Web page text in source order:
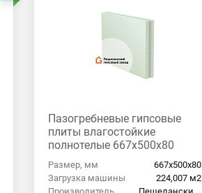
Пазогребневые гипсовые
плиты влагостойкие
полнотелые 667x500x80
Пешеланский гипсовый
завод
Размер, мм
667х500х80
Загрузка машины
224,007 м2